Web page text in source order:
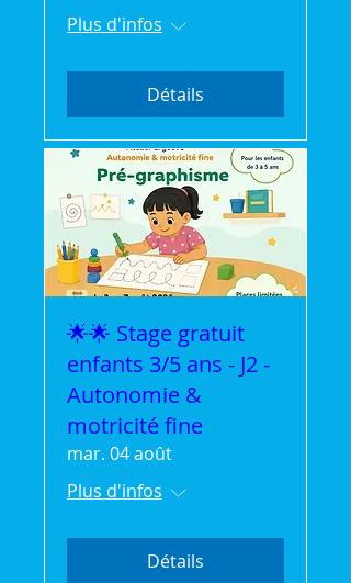
Plus d'infos
Détails
🌟🌟 Stage gratuit
enfants 3/5 ans - J2 -
Autonomie &
motricité fine
mar. 04 août
Plus d'infos
Détails